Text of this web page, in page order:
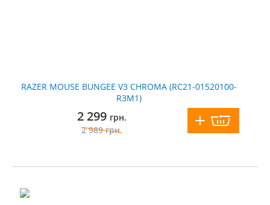
RAZER MOUSE BUNGEE V3 CHROMA (RC21-01520100-
R3M1)
2 299 грн.
2 989грн.